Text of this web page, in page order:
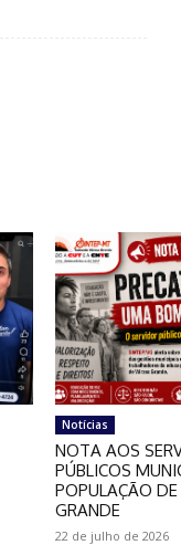
Notícias
NOTA AOS
PÚBLICOS
POPULAÇÃO DE
GRANDE
22 de julho de 2026